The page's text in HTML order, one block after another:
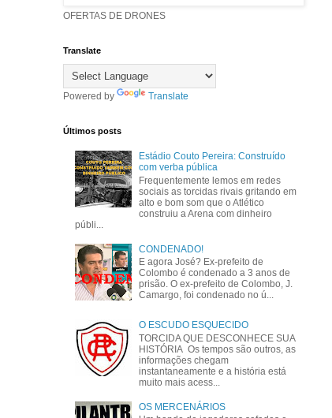
OFERTAS DE DRONES
Translate
Powered by Translate
Últimos posts
Estádio Couto Pereira: Construído
com verba pública
Frequentemente lemos em redes
sociais as torcidas rivais gritando em
alto e bom som que o Atlético
construiu a Arena com dinheiro
públi...
CONDENADO!
E agora José? Ex-prefeito de
Colombo é condenado a 3 anos de
prisão. O ex-prefeito de Colombo, J.
Camargo, foi condenado no ú...
O ESCUDO ESQUECIDO
TORCIDA QUE DESCONHECE SUA
HISTÓRIA Os tempos são outros, as
informações chegam
instantaneamente e a história está
muito mais acess...
OS MERCENÁRIOS